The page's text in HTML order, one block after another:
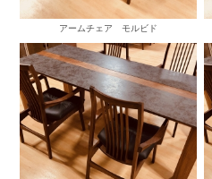
アームチェア モルビド